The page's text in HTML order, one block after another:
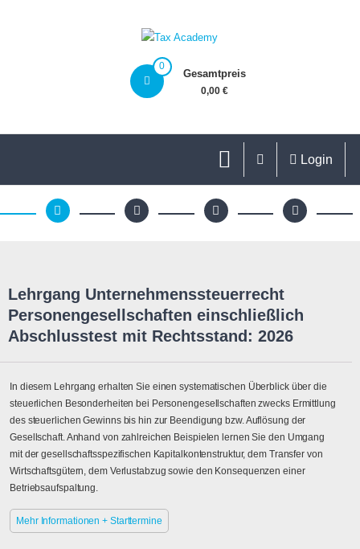
0
Gesamtpreis
0,00 €
Login
Lehrgang Unternehmenssteuerrecht
Personengesellschaften einschließlich
Abschlusstest mit Rechtsstand: 2026
In diesem Lehrgang erhalten Sie einen systematischen Überblick über die
steuerlichen Besonderheiten bei Personengesellschaften zwecks Ermittlung
des steuerlichen Gewinns bis hin zur Beendigung bzw. Auflösung der
Gesellschaft. Anhand von zahlreichen Beispielen lernen Sie den Umgang
mit der gesellschaftsspezifischen Kapitalkontenstruktur, dem Transfer von
Wirtschaftsgütern, dem Verlustabzug sowie den Konsequenzen einer
Betriebsaufspaltung.
Mehr Informationen + Starttermine